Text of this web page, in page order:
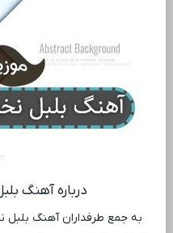
درباره آهنگ
به جمع طرفداران آهنگ بلبل